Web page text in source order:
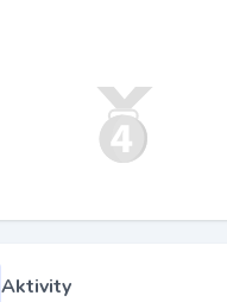
Aktivity